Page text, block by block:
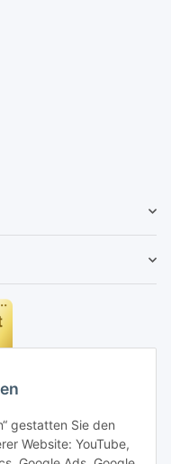
gestatten Sie den
Website: YouTube,